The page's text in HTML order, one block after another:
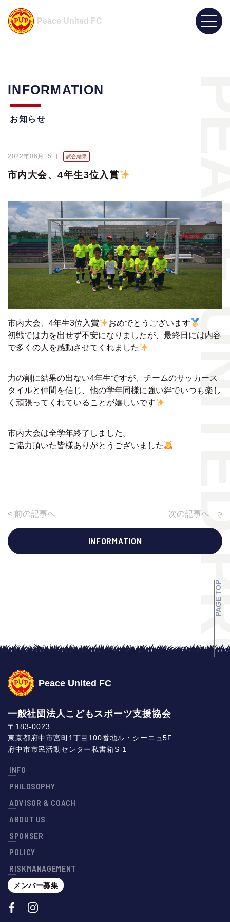
Peace United FC
PEACE
INFORMATION
お知らせ
2022年06月15日 試合結果
市内大会、4年生3位入賞
市内大会、4年生3位入賞
おめでとうございます
初戦では力を出せず不安になりましたが、最終日には内容
で多くの人を感動させてくれました
力の割に結果の出ない4年生ですが、チームのサッカース
タイルと仲間を信じ、他の学年同様に強い絆でいつも楽し
く頑張ってくれていることが嬉しいです
市内大会は全学年終了しました。
ご協力頂いた皆様ありがとうございました
< 前の記事へ 次の記事へ >
INFORMATION
PAGE TOP
Peace United FC
一般社団法人こどもスポーツ支援協会
〒183-0023
東京都府中市宮町1丁目100番地ル・シーニュ5F
府中市市民活動センター私書箱S-1
INFO
PHILOSOPHY
ADVISOR & COACH
ABOUT US
SPONSER
POLICY
RISKMANAGEMENT
メンバー募集